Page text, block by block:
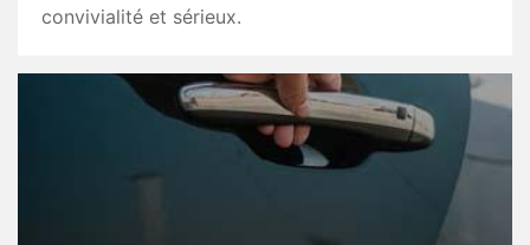
convivialité et sérieux.